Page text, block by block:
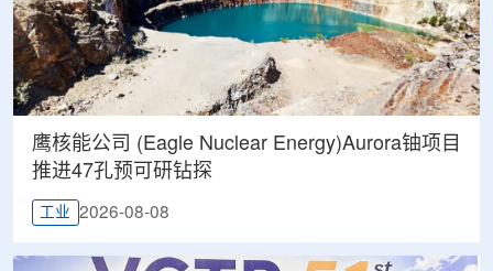
鹰核能公司 (Eagle Nuclear Energy)Aurora铀项目
推进47孔预可研钻探
工业 2026-08-08